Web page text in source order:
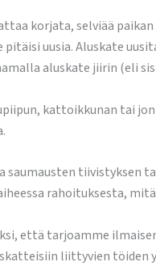
korjata, selviää
uusia. Aluskate
aluskate jiirin (eli
kattoikkunan tai
saumausten tiivistyksen
rahoituksesta,
että tarjoamme
liittyvien töiden